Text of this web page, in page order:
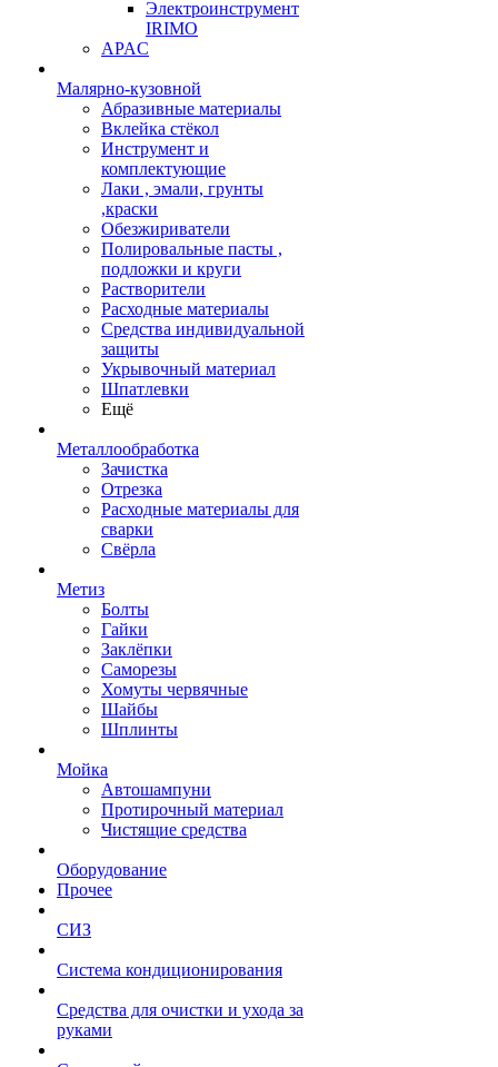
Электроинструмент
IRIMO
APAC
Малярно-кузовной
Абразивные материалы
Вклейка стёкол
Инструмент и
комплектующие
Лаки , эмали, грунты
,краски
Обезжириватели
Полировальные пасты ,
подложки и круги
Растворители
Расходные материалы
Средства индивидуальной
защиты
Укрывочный материал
Шпатлевки
Ещё
Металлообработка
Зачистка
Отрезка
Расходные материалы для
сварки
Свёрла
Метиз
Болты
Гайки
Заклёпки
Саморезы
Хомуты червячные
Шайбы
Шплинты
Мойка
Автошампуни
Протирочный материал
Чистящие средства
Оборудование
Прочее
СИЗ
Система кондиционирования
Средства для очистки и ухода за
руками